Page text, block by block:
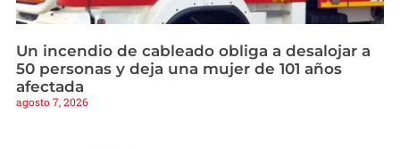
Un incendio de cableado obliga a desalojar a
50 personas y deja una mujer de 101 años
afectada
agosto 7, 2026